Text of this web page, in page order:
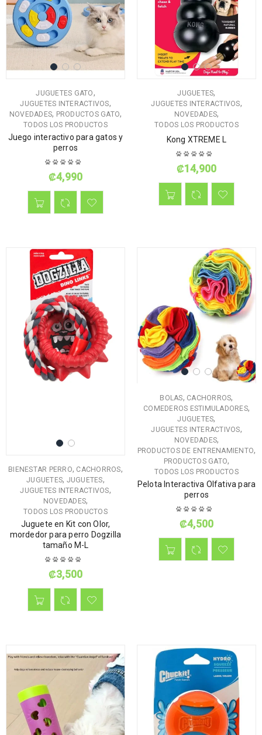
JUGUETES GATO,
JUGUETES INTERACTIVOS,
NOVEDADES, PRODUCTOS GATO,
TODOS LOS PRODUCTOS
Juego interactivo para gatos y
perros
₡4,990
JUGUETES,
JUGUETES INTERACTIVOS,
NOVEDADES,
TODOS LOS PRODUCTOS
Kong XTREME L
₡14,900
BIENESTAR PERRO, CACHORROS,
JUGUETES, JUGUETES,
JUGUETES INTERACTIVOS,
NOVEDADES,
TODOS LOS PRODUCTOS
Juguete en Kit con Olor,
mordedor para perro Dogzilla
tamaño M-L
₡3,500
BOLAS, CACHORROS,
COMEDEROS ESTIMULADORES,
JUGUETES,
JUGUETES INTERACTIVOS,
NOVEDADES,
PRODUCTOS DE ENTRENAMIENTO,
PRODUCTOS GATO,
TODOS LOS PRODUCTOS
Pelota Interactiva Olfativa para
perros
₡4,500